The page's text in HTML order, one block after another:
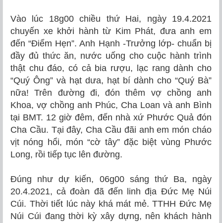
Vào lúc 18g00 chiều thứ Hai, ngày 19.4.2021
chuyến xe khởi hành từ Kim Phát, đưa anh em
đến “Điểm Hẹn”. Anh Hạnh -Trưởng lớp- chuẩn bị
đầy đủ thức ăn, nước uống cho cuộc hành trình
thật chu đáo, có cả bia rượu, lạc rang dành cho
“Quý Ông” và hạt dưa, hạt bí dành cho “Quý Bà”
nữa! Trên đường đi, đón thêm vợ chồng anh
Khoa, vợ chồng anh Phúc, Cha Loan và anh Bình
tại BMT. 12 giờ đêm, đến nhà xứ Phước Quả đón
Cha Cầu. Tại đây, Cha Cầu đãi anh em món cháo
vịt nóng hổi, món “cờ tây” đặc biệt vùng Phước
Long, rồi tiếp tục lên đường.
Đúng như dự kiến, 06g00 sáng thứ Ba, ngày
20.4.2021, cả đoàn đã đến linh địa Đức Mẹ Núi
Cúi. Thời tiết lúc này khá mát mẻ. TTHH Đức Mẹ
Núi Cúi đang thời kỳ xây dựng, nên khách hành